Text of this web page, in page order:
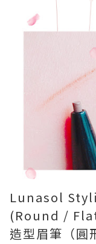
Lunasol
(Round /
造型眉筆（圓